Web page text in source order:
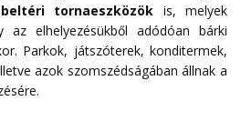
tornaeszközök is, melyek
az elhelyezésükből adódóan bárki
Parkok, játszóterek, konditermek,
azok szomszédságában állnak a